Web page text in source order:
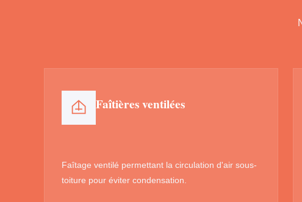
Faîtières ventilées
Faîtage ventilé permettant la circulation d'air sous-
toiture pour éviter condensation.